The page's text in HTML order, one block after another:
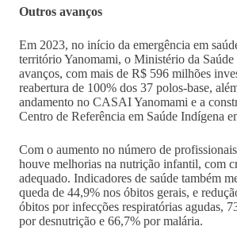
Outros avanços
Em 2023, no início da emergência em
território Yanomami, o Ministério da Saúde
avanços, com mais de R$ 596 milhões
reabertura de 100% dos 37 polos-base,
andamento no CASAI Yanomami e a
Centro de Referência em Saúde Indígena
Com o aumento no número de
houve melhorias na nutrição infantil, com
adequado. Indicadores de saúde também
queda de 44,9% nos óbitos gerais, e
óbitos por infecções respiratórias agudas,
por desnutrição e 66,7% por malária.